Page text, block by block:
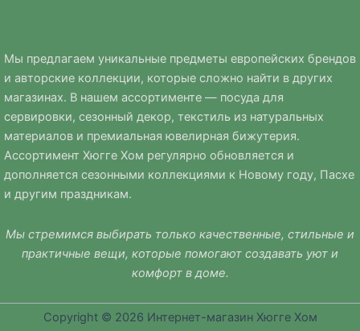
Мы предлагаем уникальные предметы европейских брендов
и авторские коллекции, которые сложно найти в других
магазинах. В нашем ассортименте — посуда для
сервировки, сезонный декор, текстиль из натуральных
материалов и премиальная ювелирная бижутерия.
Ассортимент Хюгге Хом регулярно обновляется и
дополняется сезонными коллекциями к Новому году, Пасхе
и другим праздникам.
Мы стремимся выбирать только качественные, стильные и
практичные вещи, которые помогают создавать уют и
комфорт в доме.
Copyright © 2026 Интернет-магазин Хюгге Хом